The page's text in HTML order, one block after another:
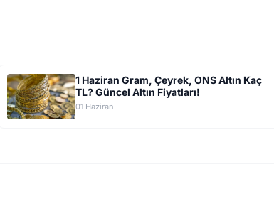
1 Haziran Gram, Çeyrek, ONS Altın Kaç
TL? Güncel Altın Fiyatları!
01 Haziran